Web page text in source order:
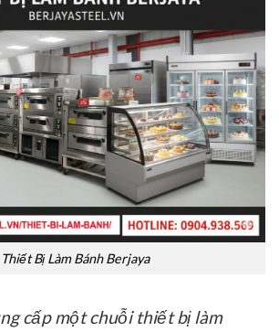
Thiết Bị Làm Bánh Berjaya
cấp một chuỗi thiết bị làm